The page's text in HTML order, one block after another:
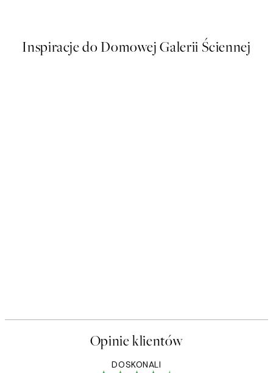
Inspiracje do Domowej Galerii Ściennej
Opinie klientów
DOSKONALI